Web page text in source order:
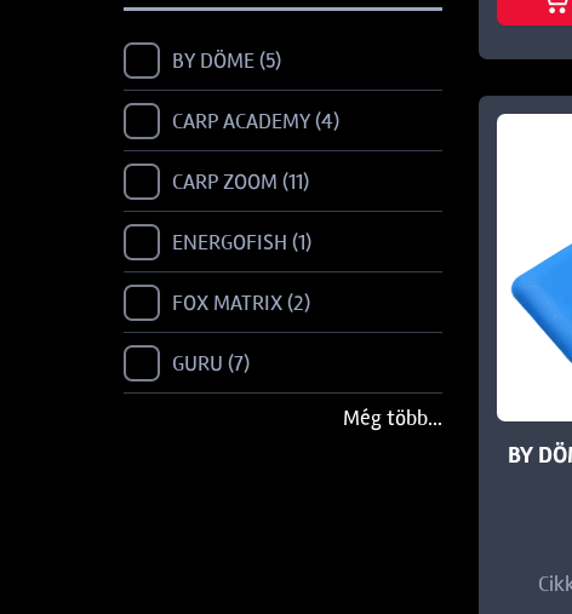
BY DÖME 5
CARP ACADEMY 4
CARP ZOOM 11
ENERGOFISH 1
FOX MATRIX 2
GURU 7
Még több...
BY